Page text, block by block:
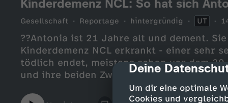
cmp-dialog-
Deine
Um dir eine optimale
Cookies und
Kinderdemenz NCL: So hat sich
Gesellschaft Reportage hintergründig UT
??Antonia ist 21 Jahre alt und dement.
Kinderdemenz NCL erkrankt - einer sehr
tödlich endet, meistens schon vor dem
und ihre beiden Zwillingsschwestern
Bocholt: Wie hat sich Antonia durch die
ihre Schwestern damit um, dass sie